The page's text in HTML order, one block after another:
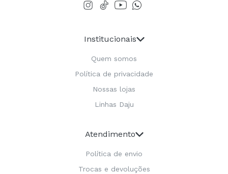
Institucionais
Quem somos
Política de privacidade
Nossas lojas
Linhas Daju
Atendimento
Política de envio
Trocas e devoluções